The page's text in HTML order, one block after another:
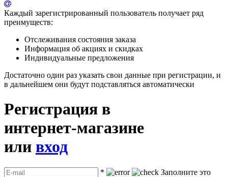
Каждый зарегистрированный пользователь получает ряд
преимуществ:
Отслеживания состояния заказа
Информация об акциях и скидках
Индивидуальные предложения
Достаточно один раз указать свои данные при регистрации, и
в дальнейшем они будут подставляться автоматически
Регистрация в
интернет-магазине
или вход
*
Заполните это